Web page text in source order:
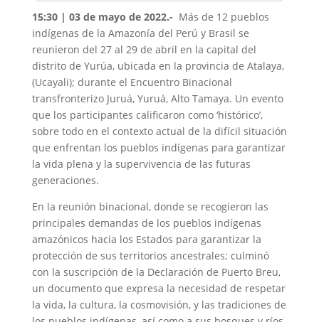
15:30 | 03 de mayo de 2022.- Más de 12 pueblos
indígenas de la Amazonía del Perú y Brasil se
reunieron del 27 al 29 de abril en la capital del
distrito de Yurúa, ubicada en la provincia de Atalaya,
(Ucayali); durante el Encuentro Binacional
transfronterizo Juruá, Yuruá, Alto Tamaya. Un evento
que los participantes calificaron como ‘histórico’,
sobre todo en el contexto actual de la difícil situación
que enfrentan los pueblos indígenas para garantizar
la vida plena y la supervivencia de las futuras
generaciones.
En la reunión binacional, donde se recogieron las
principales demandas de los pueblos indígenas
amazónicos hacia los Estados para garantizar la
protección de sus territorios ancestrales; culminó
con la suscripción de la Declaración de Puerto Breu,
un documento que expresa la necesidad de respetar
la vida, la cultura, la cosmovisión, y las tradiciones de